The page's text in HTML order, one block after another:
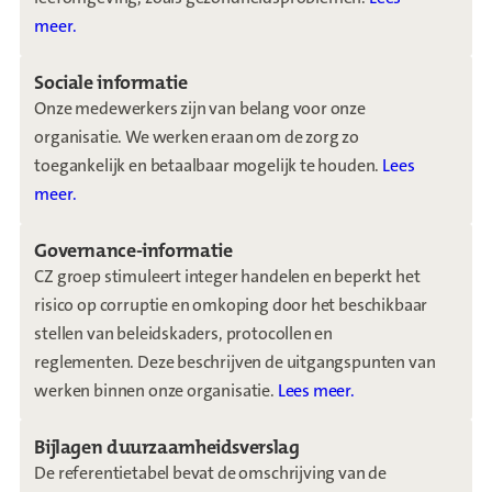
meer.
Sociale informatie
Onze medewerkers zijn van belang voor onze
organisatie. We werken eraan om de zorg zo
toegankelijk en betaalbaar mogelijk te houden. Lees
meer.
Governance-informatie
CZ groep stimuleert integer handelen en beperkt het
risico op corruptie en omkoping door het beschikbaar
stellen van beleidskaders, protocollen en
reglementen. Deze beschrijven de uitgangspunten van
werken binnen onze organisatie. Lees meer.
Bijlagen duurzaamheidsverslag
De referentietabel bevat de omschrijving van de